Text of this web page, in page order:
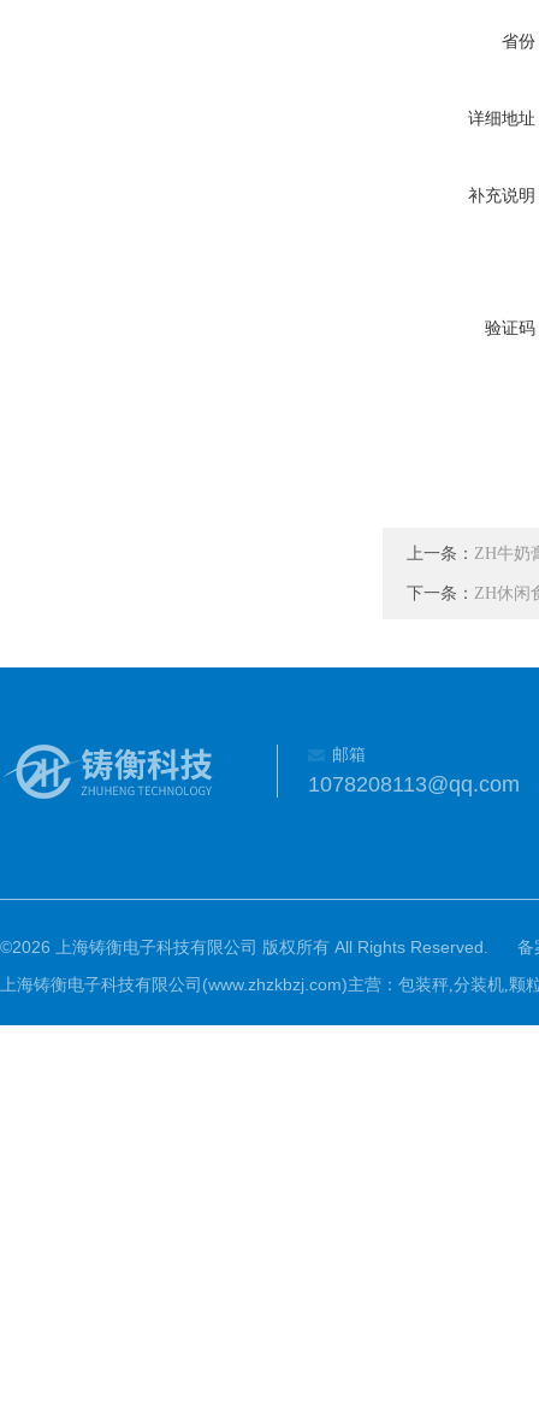
省份
详细地址
补充说明
验证码
上一条： ZH牛奶
下一条： ZH休闲
邮箱
1078208113@qq.com
©2026 上海铸衡电子科技有限公司 版权所有 All Rights Reserved.
备
上海铸衡电子科技有限公司(www.zhzkbzj.com)主营： 包装秤,分装机,颗